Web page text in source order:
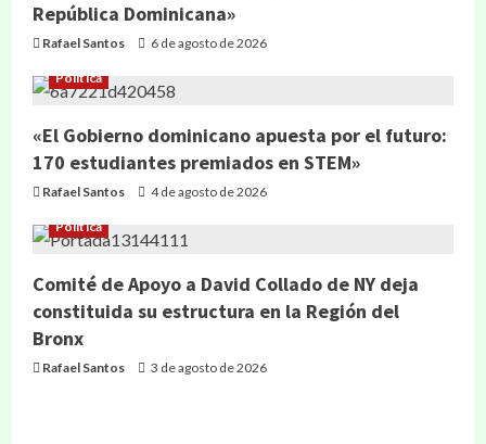
República Dominicana»
Rafael Santos 6 de agosto de 2026
Política
«El Gobierno dominicano apuesta por el futuro:
170 estudiantes premiados en STEM»
Rafael Santos 4 de agosto de 2026
Política
Comité de Apoyo a David Collado de NY deja
constituida su estructura en la Región del
Bronx
Rafael Santos 3 de agosto de 2026